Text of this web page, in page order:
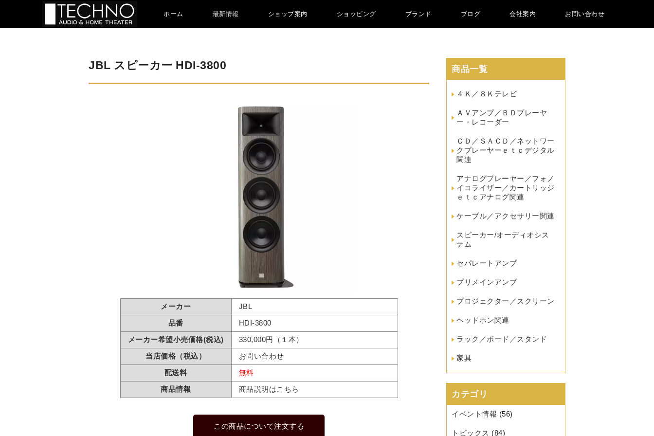
ホーム 最新情報 ショップ案内 ショッピング ブランド ブログ 会社案内 お問い合わせ
JBL スピーカー HDI-3800
メーカー
JBL
品番
HDI-3800
メーカー希望小売価格(税込)
330,000円（１本）
当店価格（税込）
お問い合わせ
配送料
無料
商品情報
商品説明はこちら
この商品について注文する
商品一覧
４Ｋ／８Ｋテレビ
ＡＶアンプ／ＢＤプレーヤ
ー・レコーダー
ＣＤ／ＳＡＣＤ／ネットワー
クプレーヤーｅｔｃデジタル
関連
アナログプレーヤー／フォノ
イコライザー／カートリッジ
ｅｔｃアナログ関連
ケーブル／アクセサリー関連
スピーカー/オーディオシス
テム
セパレートアンプ
プリメインアンプ
プロジェクター／スクリーン
ヘッドホン関連
ラック／ボード／スタンド
家具
カテゴリ
イベント情報 (56)
トピックス (84)